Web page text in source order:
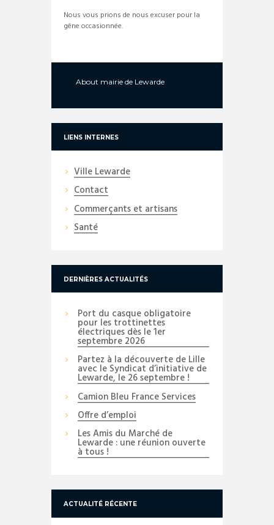
Nous vous prions de nous excuser pour la
gêne occasionnée.
About mairie de Lewarde
LIENS INTERNES
Ville Lewarde
Contact
Commerçants et artisans
Santé
DERNIÈRES ACTUALITÉS
Port du casque obligatoire
pour les trottinettes
électriques dès le 1er
septembre 2026
Partez à la découverte de Lille
avec le Syndicat d’initiative de
Lewarde, le 26 septembre !
Camion Bleu France Services
Offre d’emploi
Les Amis du Marché de
Lewarde : une réunion ouverte
à tous !
ACTUALITÉ RÉCENTE